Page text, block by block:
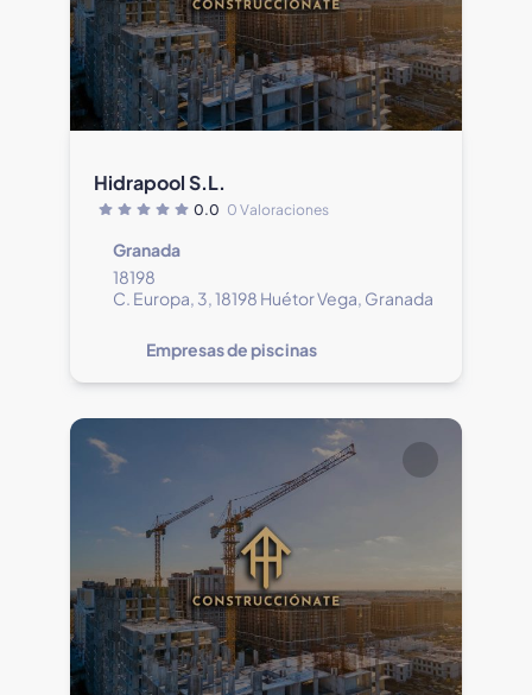
Hidrapool S.L.
0.0 0 Valoraciones
Granada
18198
C. Europa, 3, 18198 Huétor Vega, Granada
Empresas de piscinas